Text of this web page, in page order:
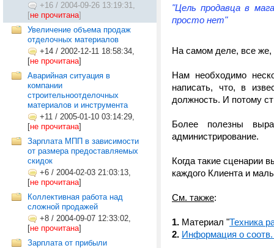
+16 / 2004-09-26 13:19:31,
[не прочитана]
Увеличение объема продаж
отделочных материалов
+14 / 2002-12-11 18:58:34,
[не прочитана]
Аварийная ситуация в
компании
строительноотделочных
материалов и инструмента
+11 / 2005-01-10 03:14:29,
[не прочитана]
Зарплата МПП в зависимости
от размера предоставляемых
скидок
+6 / 2004-02-03 21:03:13,
[не прочитана]
Коллективная работа над
сложной продажей
+8 / 2004-09-07 12:33:02,
[не прочитана]
Зарплата от прибыли
"Цель продавца в
просто нет"
На самом деле, все же,
Нам необходимо
написать, что, в
должность. И потому
Более полезны
администрирование.
Когда такие сценарии
каждого Клиента и
См. также:
1. Материал "Техника
2. Информация о соотв.